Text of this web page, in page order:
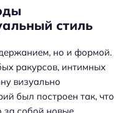
стиль
но и формой.
ракурсов, интимных
визуально
был построен так, что